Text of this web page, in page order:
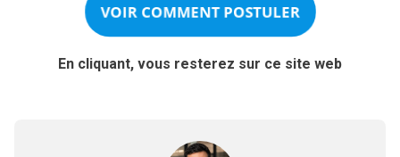
VOIR COMMENT POSTULER
En cliquant, vous resterez sur ce site web